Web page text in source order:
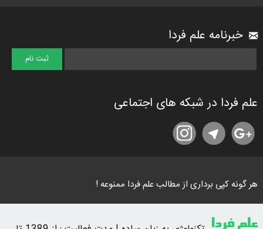
خبرنامه علم فردا
علم فردا در شبکه های اجتماعی
هر گونه کپی برداری از مطالب علم فردا ممنوعه !
علم فردا